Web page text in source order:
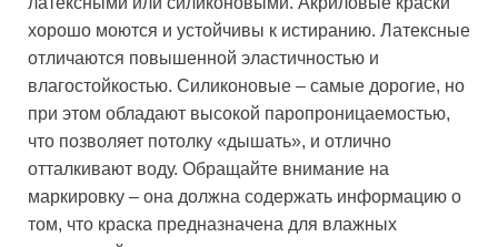
хорошо моются и устойчивы к истиранию. Латексные
отличаются повышенной эластичностью и
влагостойкостью. Силиконовые – самые дорогие, но
при этом обладают высокой паропроницаемостью,
что позволяет потолку «дышать», и отлично
отталкивают воду. Обращайте внимание на
маркировку – она должна содержать информацию о
том, что краска предназначена для влажных